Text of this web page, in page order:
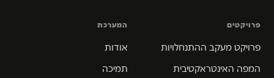
פרויקטים
פרויקט מעקב ההתנחלויות
המפה האינטראקטיבית
המערכת
אודות
תמיכה